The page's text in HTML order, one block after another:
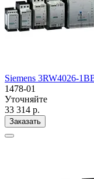
Siemens 3RW4026-
1478-01
Уточняйте
33 314 р.
Заказать